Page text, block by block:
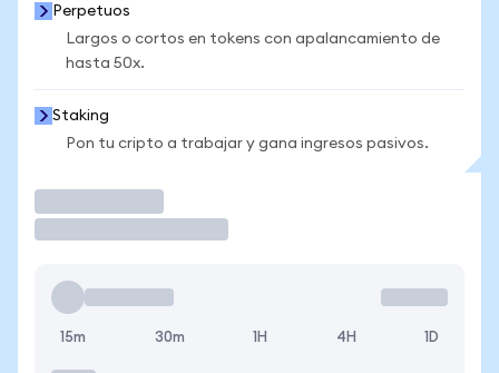
Perpetuos
Largos o cortos en tokens con apalancamiento de
hasta 50x.
Staking
Pon tu cripto a trabajar y gana ingresos pasivos.
15m 30m 1H 4H 1D